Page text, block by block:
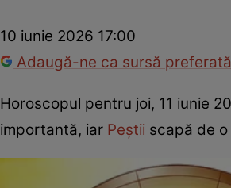
10 iunie 2026 17:00
Adaugă-ne ca sursă
Horoscopul pentru joi, 11 iunie
importantă, iar Peștii scapă de